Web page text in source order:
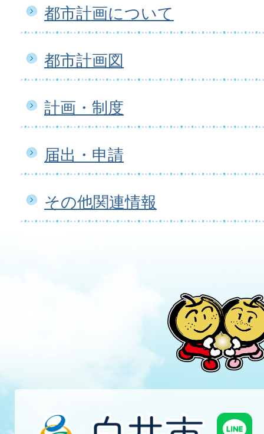
都市計画について
都市計画図
計画・制度
届出・申請
その他関連情報